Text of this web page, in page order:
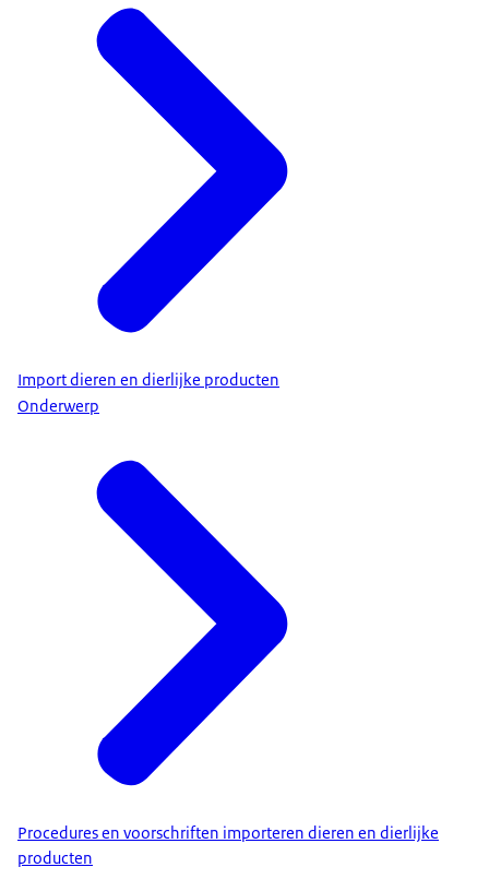
Import dieren en dierlijke producten
Onderwerp
Procedures en voorschriften importeren dieren en dierlijke
producten